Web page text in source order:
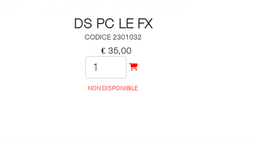
DS PC LE FX
CODICE 2301032
€ 35,00
NON DISPONIBILE